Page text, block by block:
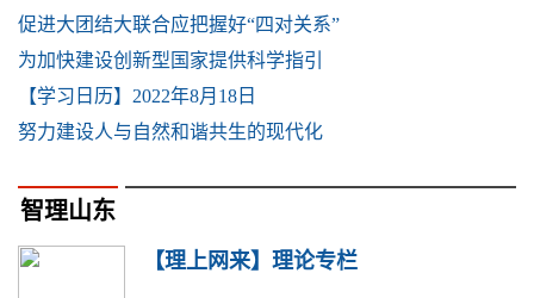
促进大团结大联合应把握好“四对关系”
为加快建设创新型国家提供科学指引
【学习日历】2022年8月18日
努力建设人与自然和谐共生的现代化
智理山东
【理上网来】理论专栏